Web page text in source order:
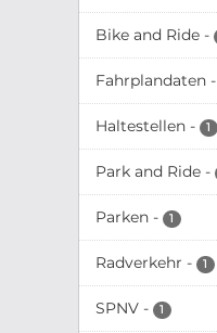
Bike and Ride -
Fahrplandaten -
Haltestellen - 1
Park and Ride -
Parken - 1
Radverkehr - 1
SPNV - 1